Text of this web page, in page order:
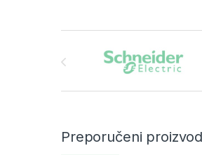
Preporučeni